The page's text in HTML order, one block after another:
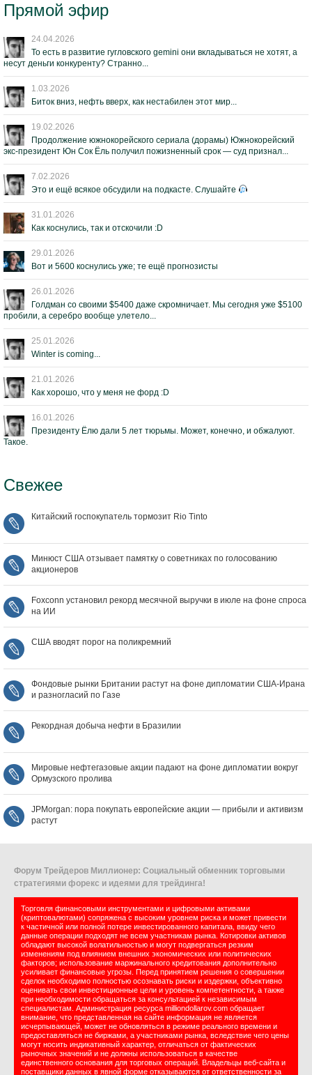
Прямой эфир
24.04.2026
То есть в развитие гугловского gemini они вкладываться не хотят, а
несут деньги конкуренту? Странно...
1.03.2026
Биток вниз, нефть вверх, как нестабилен этот мир...
19.02.2026
Продолжение южнокорейского сериала (дорамы) Южнокорейский
экс-президент Юн Сок Ёль получил пожизненный срок — суд признал...
7.02.2026
Это и ещё всякое обсудили на подкасте. Слушайте
31.01.2026
Как коснулись, так и отскочили :D
29.01.2026
Вот и 5600 коснулись уже; те ещё прогнозисты
26.01.2026
Голдман со своими $5400 даже скромничает. Мы сегодня уже $5100
пробили, а серебро вообще улетело...
25.01.2026
Winter is coming...
21.01.2026
Как хорошо, что у меня не форд :D
16.01.2026
Президенту Ёлю дали 5 лет тюрьмы. Может, конечно, и обжалуют.
Такое.
Свежее
Китайский госпокупатель тормозит Rio Tinto
Минюст США отзывает памятку о советниках по голосованию
акционеров
Foxconn установил рекорд месячной выручки в июле на фоне спроса
на ИИ
США вводят порог на поликремний
Фондовые рынки Британии растут на фоне дипломатии США‑Ирана
и разногласий по Газе
Рекордная добыча нефти в Бразилии
Мировые нефтегазовые акции падают на фоне дипломатии вокруг
Ормузского пролива
JPMorgan: пора покупать европейские акции — прибыли и активизм
растут
Форум Трейдеров Миллионер: Социальный обменник торговыми
стратегиями форекс и идеями для трейдинга!
Торговля финансовыми инструментами и цифровыми активами
(криптовалютами) сопряжена с высоким уровнем риска и может привести
к частичной или полной потере инвестированного капитала, ввиду чего
данные операции подходят не всем участникам рынка. Котировки активов
обладают высокой волатильностью и могут подвергаться резким
изменениям под влиянием внешних экономических или политических
факторов; использование маржинального кредитования дополнительно
усиливает финансовые угрозы. Перед принятием решения о совершении
сделок необходимо полностью осознавать риски и издержки, объективно
оценивать свои инвестиционные цели и уровень компетентности, а также
при необходимости обращаться за консультацией к независимым
специалистам. Администрация ресурса milliondollarov.com обращает
внимание, что представленная на сайте информация не является
исчерпывающей, может не обновляться в режиме реального времени и
предоставляться не биржами, а участниками рынка, вследствие чего цены
могут носить индикативный характер, отличаться от фактических
рыночных значений и не должны использоваться в качестве
единственного основания для торговых операций. Владельцы веб-сайта и
поставщики данных в явной форме отказываются от ответственности за